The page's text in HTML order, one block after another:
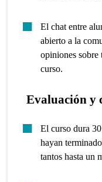
El chat entre
abierto a la
opiniones sobre
curso.
Evaluación y
El curso dura
hayan
tantos hasta un